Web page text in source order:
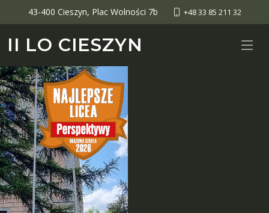
43-400 Cieszyn, Plac Wolności 7b +48 33 85 211 32
II LO CIESZYN